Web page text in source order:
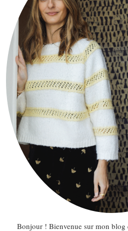
Bonjour ! Bienvenue sur mon